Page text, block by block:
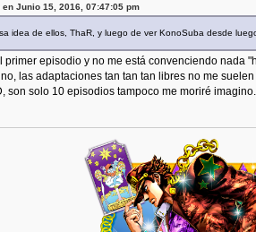
Junio 15, 2016, 07:47:05 pm
idea de ellos, ThaR, y luego de ver KonoSuba desde
primer episodio y no me está convenciendo nada
las adaptaciones tan tan tan libres no me
son solo 10 episodios tampoco me moriré imagino.